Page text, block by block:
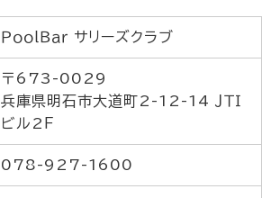
ＰｏｏｌＢａｒ サリーズクラブ
〒673-0029
兵庫県明石市大道町2-12-14 ＪＴＩ
ビル2Ｆ
078-927-1600